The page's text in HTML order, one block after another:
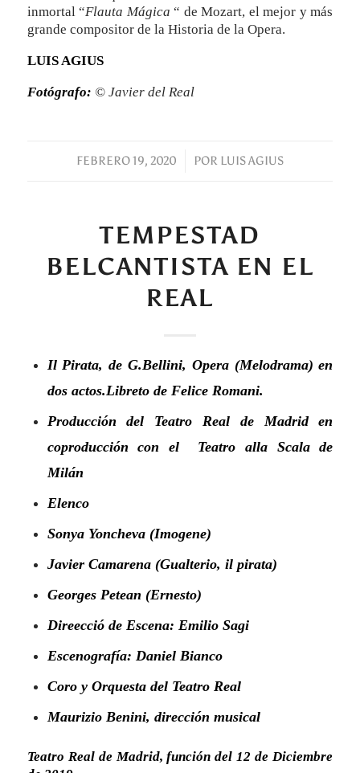
inmortal “Flauta Mágica “ de Mozart, el mejor y más
grande compositor de la Historia de la Opera.
LUIS AGIUS
Fotógrafo: © Javier del Real
FEBRERO 19, 2020
/ POR LUIS AGIUS
TEMPESTAD
BELCANTISTA EN EL
REAL
Il Pirata, de G.Bellini, Opera (Melodrama) en
dos actos.Libreto de Felice Romani.
Producción del Teatro Real de Madrid en
coproducción con el Teatro alla Scala de
Milán
Elenco
Sonya Yoncheva (Imogene)
Javier Camarena (Gualterio, il pirata)
Georges Petean (Ernesto)
Direecció de Escena: Emilio Sagi
Escenografía: Daniel Bianco
Coro y Orquesta del Teatro Real
Maurizio Benini, dirección musical
Teatro Real de Madrid, función del 12 de Diciembre